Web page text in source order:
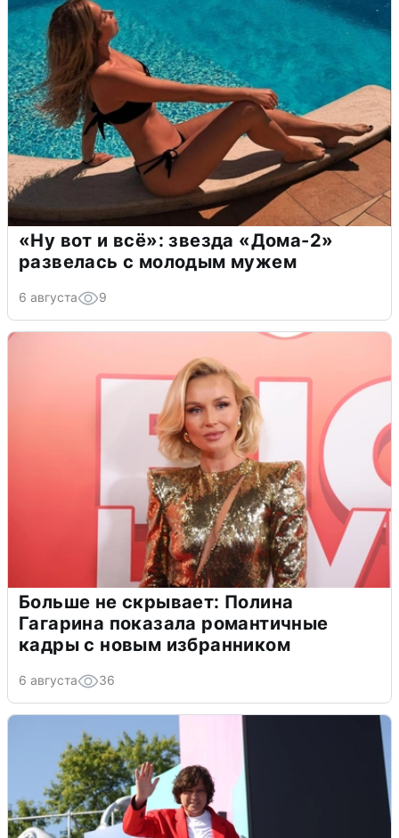
«Ну вот и всё»: звезда «Дома-2»
развелась с молодым мужем
6 августа 9
Больше не скрывает: Полина
Гагарина показала романтичные
кадры с новым избранником
6 августа 36